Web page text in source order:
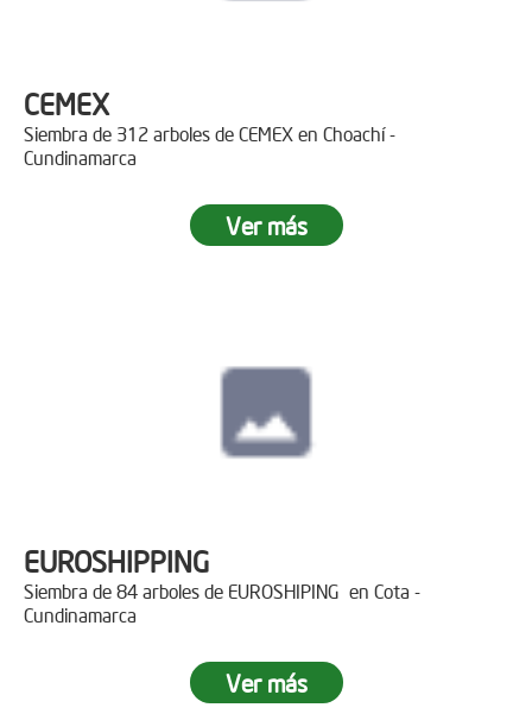
CEMEX
Siembra de 312 arboles de CEMEX en Choachí -
Cundinamarca
Ver más
EUROSHIPPING
Siembra de 84 arboles de EUROSHIPING en Cota -
Cundinamarca
Ver más